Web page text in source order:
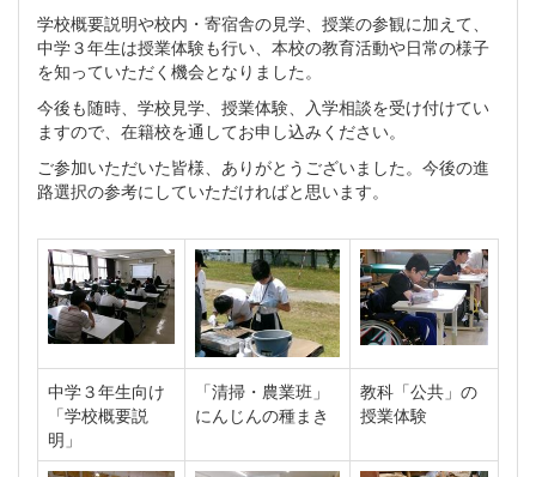
学校概要説明や校内・寄宿舎の見学、授業の参観に加えて、
中学３年生は授業体験も行い、本校の教育活動や日常の様子
を知っていただく機会となりました。
今後も随時、学校見学、授業体験、入学相談を受け付けてい
ますので、在籍校を通してお申し込みください。
ご参加いただいた皆様、ありがとうございました。今後の進
路選択の参考にしていただければと思います。
中学３年生向け
「学校概要説
明」
「清掃・農業班」
にんじんの種まき
教科「公共」の
授業体験